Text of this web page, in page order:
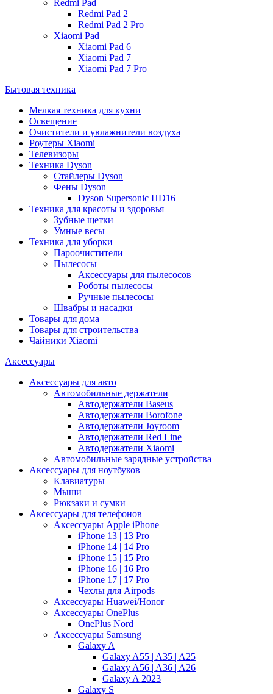
Redmi Pad
Redmi Pad 2
Redmi Pad 2 Pro
Xiaomi Pad
Xiaomi Pad 6
Xiaomi Pad 7
Xiaomi Pad 7 Pro
Бытовая техника
Мелкая техника для кухни
Освещение
Очистители и увлажнители воздуха
Роутеры Xiaomi
Телевизоры
Техника Dyson
Стайлеры Dyson
Фены Dyson
Dyson Supersonic HD16
Техника для красоты и здоровья
Зубные щетки
Умные весы
Техника для уборки
Пароочистители
Пылесосы
Аксессуары для пылесосов
Роботы пылесосы
Ручные пылесосы
Швабры и насадки
Товары для дома
Товары для строительства
Чайники Xiaomi
Аксессуары
Аксессуары для авто
Автомобильные держатели
Автодержатели Baseus
Автодержатели Borofone
Автодержатели Joyroom
Автодержатели Red Line
Автодержатели Xiaomi
Автомобильные зарядные устройства
Аксессуары для ноутбуков
Клавиатуры
Мыши
Рюкзаки и сумки
Аксессуары для телефонов
Аксессуары Apple iPhone
iPhone 13 | 13 Pro
iPhone 14 | 14 Pro
iPhone 15 | 15 Pro
iPhone 16 | 16 Pro
iPhone 17 | 17 Pro
Чехлы для Airpods
Аксессуары Huawei/Honor
Аксессуары OnePlus
OnePlus Nord
Аксессуары Samsung
Galaxy A
Galaxy A55 | A35 | A25
Galaxy A56 | A36 | A26
Galaxy A 2023
Galaxy S